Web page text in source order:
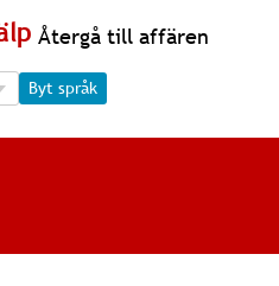
Återgå till affären
Selection
Selection
Byt språk